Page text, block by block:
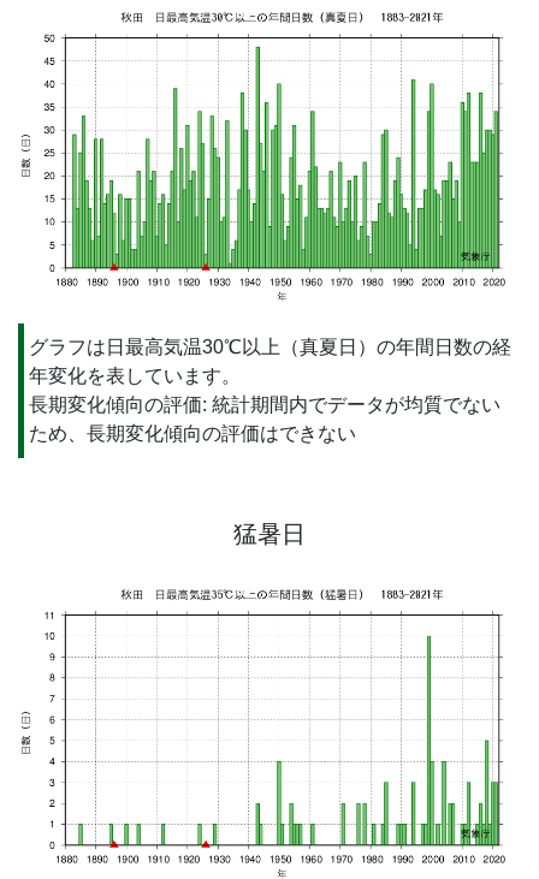
グラフは日最高気温30℃以上（真夏日）の年間日数の経
年変化を表しています。
長期変化傾向の評価: 統計期間内でデータが均質でない
ため、長期変化傾向の評価はできない
猛暑日